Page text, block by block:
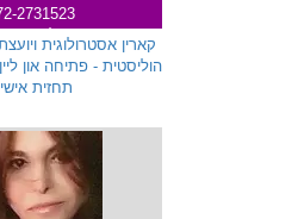
2731523
שלוחה 271
קארין אסטרולוגית
הוליסטית - פתיחה און
תחזית